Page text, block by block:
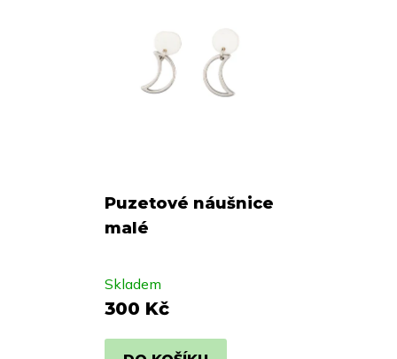
Puzetové náušnice
malé
Skladem
300 Kč